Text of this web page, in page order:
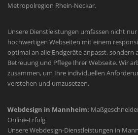
Metropolregion Rhein-Neckar.
Unsere Dienstleistungen umfassen nicht
hochwertigen Webseiten mit einem
optimal an alle Endgeräte anpasst, sondern
Betreuung und Pflege Ihrer Webseite. Wir
zusammen, um Ihre individuellen
verstehen und umzusetzen.
Webdesign in Mannheim:
Online-Erfolg
Unsere Webdesign-Dienstleistungen in